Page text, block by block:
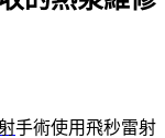
手術使用飛秒雷射